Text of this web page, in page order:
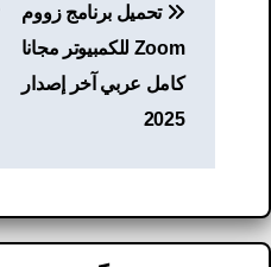
المقالات
تحميل برنامج زووم
Zoom للكمبيوتر مجانا
كامل عربي آخر إصدار
2025